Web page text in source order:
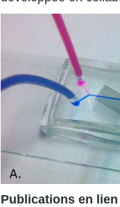
Publications en